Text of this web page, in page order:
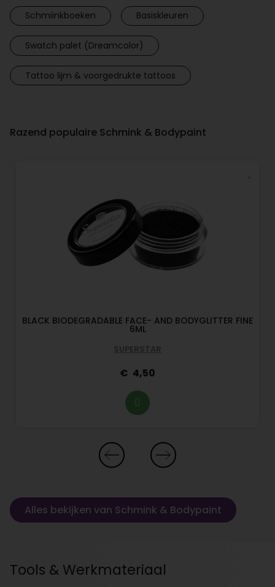
Schmiinkboeken Basiskleuren
Swatch palet (Dreamcolor)
Tattoo lijm & voorgedrukte tattoos
Razend populaire Schmink & Bodypaint
BLACK BIODEGRADABLE FACE- AND BODYGLITTER FINE
6ML
SUPERSTAR
4,50
Alles bekijken van Schmink & Bodypaint
Tools & Werkmateriaal